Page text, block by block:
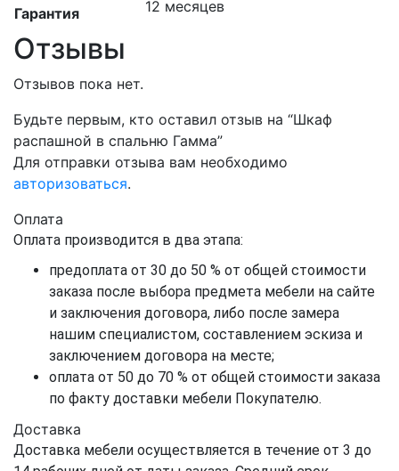
Гарантия 12 месяцев
Отзывы
Отзывов пока нет.
Будьте первым, кто оставил отзыв на “Шкаф
распашной в спальню Гамма”
Для отправки отзыва вам необходимо
авторизоваться.
Оплата
Оплата производится в два этапа:
предоплата от 30 до 50 % от общей стоимости
заказа после выбора предмета мебели на сайте
и заключения договора, либо после замера
нашим специалистом, составлением эскиза и
заключением договора на месте;
оплата от 50 до 70 % от общей стоимости заказа
по факту доставки мебели Покупателю.
Доставка
Доставка мебели осуществляется в течение от 3 до